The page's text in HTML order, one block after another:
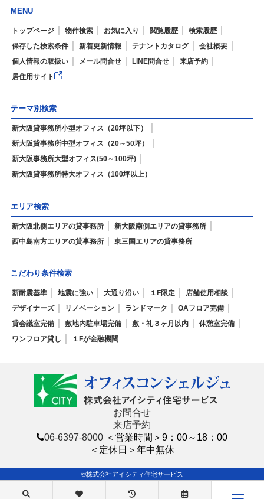
MENU
トップページ 物件検索 お気に入り 閲覧履歴
検索履歴
保存した検索条件
新着更新情報 テナントカタログ
会社概要
個人情報の取扱い
メール問合せ LINE問合せ
来店予約
居住用サイト
テーマ別検索
新大阪貸事務所小型オフィス（20坪以下）
新大阪貸事務所中型オフィス（20～50坪）
新大阪事務所大型オフィス(50～100坪)
新大阪貸事務所特大オフィス（100坪以上）
エリア検索
新大阪北側エリアの貸事務所
新大阪南側エリアの貸事務所
西中島南方エリアの貸事務所
東三国エリアの貸事務所
こだわり条件検索
新耐震基準 地震に強い 大通り沿い １F限定
店舗使用相談
デザイナーズ
リノベーション ランドマーク
OAフロア完備
貸会議室完備
敷地内駐車場完備 敷・礼３ヶ月以内
休憩室完備
ワンフロア貸し
１Fが金融機関
お問合せ
来店予約
06-6397-8000 ＜営業時間＞9：00～18：00
＜定休日＞年中無休
©株式会社アイシティ住宅サービス